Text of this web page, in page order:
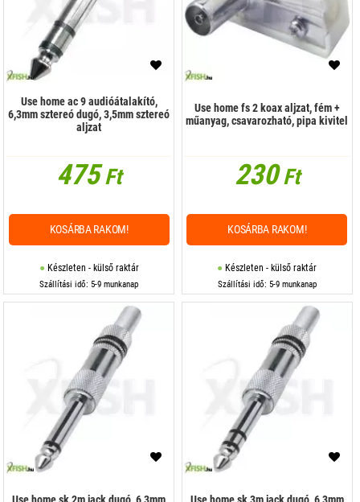
Use home ac 9 audióátalakító,
6,3mm sztereó dugó, 3,5mm sztereó
aljzat
475Ft
Készleten - külső raktár
Szállítási idő: 5-9 munkanap
KOSÁRBA RAKOM!
Use home fs 2 koax aljzat, fém +
műanyag, csavarozható, pipa kivitel
230Ft
Készleten - külső raktár
Szállítási idő: 5-9 munkanap
KOSÁRBA RAKOM!